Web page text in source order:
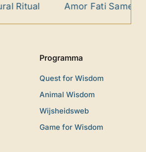
Amor Fati Samenspel als
Programma
Quest for Wisdom
Animal Wisdom
Wijsheidsweb
Game for Wisdom